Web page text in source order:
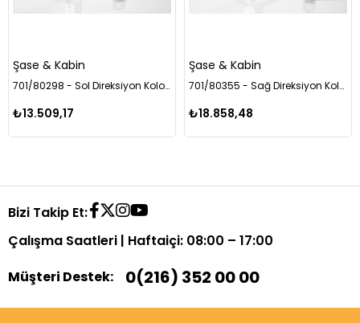
Şase & Kabin
701/80298 - Sol Direksiyon Kolon Anahtarı Powershift (Kabin Tipi)
₺13.509,17
Şase & Kabin
701/80355 - Sağ Direksiyon Kolon Anahtarı
₺18.858,48
Bizi Takip Et:
Çalışma Saatleri | Haftaiçi: 08:00 – 17:00
Müşteri Destek:
0(216) 352 00 00